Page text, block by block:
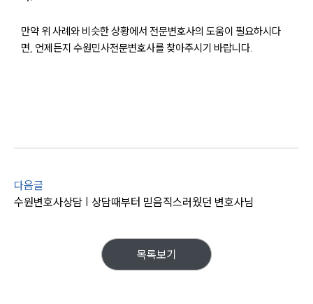
통합검색
AI대륜
업무사례
만약 위 사례와 비슷한 상황에서 전문변호사의 도움이 필요하시다
면, 언제든지 수원민사전문변호사를 찾아주시기 바랍니다.
다음글
수원변호사상담 | 상담때부터 믿음직스러웠던 변호사님
목록보기